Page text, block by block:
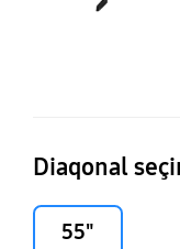
Diaqonal
55"